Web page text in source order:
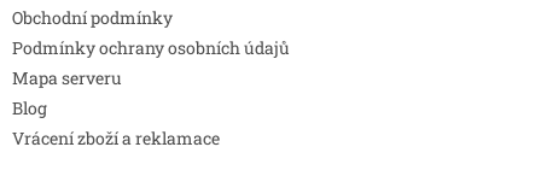
Obchodní podmínky
Podmínky ochrany osobních údajů
Mapa serveru
Blog
Vrácení zboží a reklamace